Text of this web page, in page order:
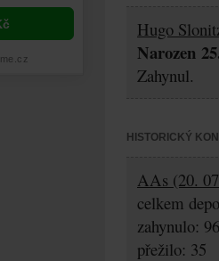
Hugo
Narozen
Zahynul.
HISTORICKÝ
AAs (20.
celkem
zahynulo:
přežilo: 35